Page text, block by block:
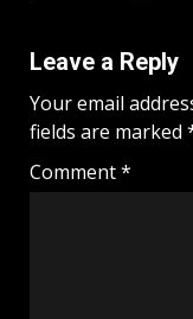
Leave a Reply
Your email
fields are marked
Comment*